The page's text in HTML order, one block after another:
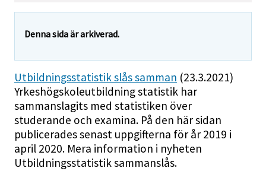
Denna sida är arkiverad.
Utbildningsstatistik slås samman (23.3.2021)
Yrkeshögskoleutbildning statistik har
sammanslagits med statistiken över
studerande och examina. På den här sidan
publicerades senast uppgifterna för år 2019 i
april 2020. Mera information i nyheten
Utbildningsstatistik sammanslås.